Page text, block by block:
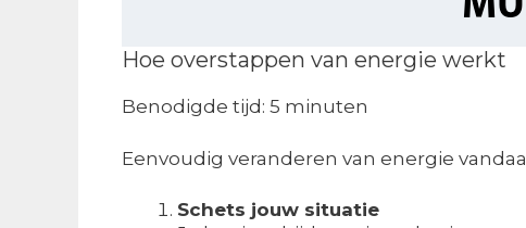
Hoe overstappen van energie werkt
Benodigde tijd: 5 minuten
Eenvoudig veranderen van energie
Schets jouw situatie